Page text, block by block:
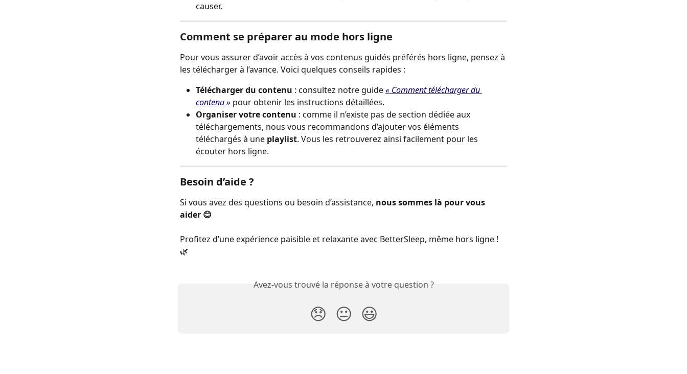
causer.
Comment se préparer au mode hors ligne
Pour vous assurer d’avoir accès à vos contenus guidés préférés hors ligne, pensez à
les télécharger à l’avance. Voici quelques conseils rapides :
Télécharger du contenu : consultez notre guide « Comment télécharger du
contenu » pour obtenir les instructions détaillées.
Organiser votre contenu : comme il n’existe pas de section dédiée aux
téléchargements, nous vous recommandons d’ajouter vos éléments
téléchargés à une playlist. Vous les retrouverez ainsi facilement pour les
écouter hors ligne.
Besoin d’aide ?
Si vous avez des questions ou besoin d’assistance, nous sommes là pour vous
aider 😊
Profitez d’une expérience paisible et relaxante avec BetterSleep, même hors ligne !
🌿
Avez-vous trouvé la réponse à votre question ?
😞 😐 😃